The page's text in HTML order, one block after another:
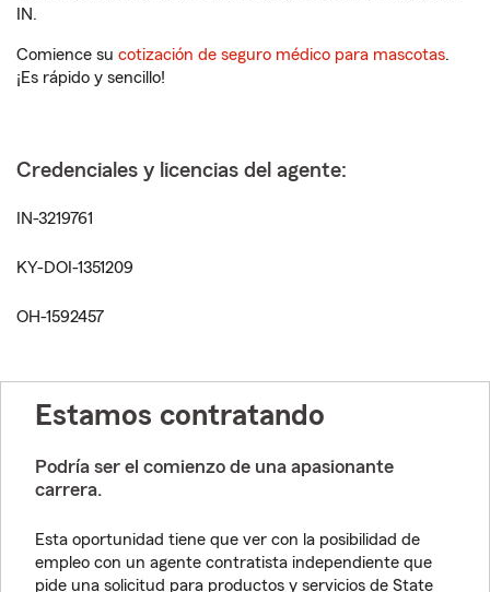
IN.
Comience su cotización de seguro médico para mascotas.
¡Es rápido y sencillo!
Credenciales y licencias del agente:
IN-3219761
KY-DOI-1351209
OH-1592457
Estamos contratando
Podría ser el comienzo de una apasionante
carrera.
Esta oportunidad tiene que ver con la posibilidad de
empleo con un agente contratista independiente que
pide una solicitud para productos y servicios de State